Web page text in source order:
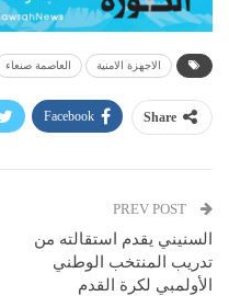
الاجهزة الامنية العاصمة صنعاء
Share
Facebook
السنيني يقدم استقالته من
تدريب المنتخب الوطني
الأولمبي لكرة القدم